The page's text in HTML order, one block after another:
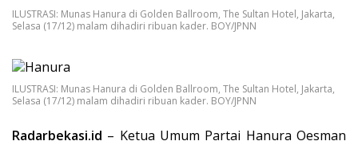
ILUSTRASI: Munas Hanura di Golden Ballroom, The Sultan Hotel, Jakarta,
Selasa (17/12) malam dihadiri ribuan kader. BOY/JPNN
ILUSTRASI: Munas Hanura di Golden Ballroom, The Sultan Hotel, Jakarta,
Selasa (17/12) malam dihadiri ribuan kader. BOY/JPNN
Radarbekasi.id – Ketua Umum Partai Hanura Oesman